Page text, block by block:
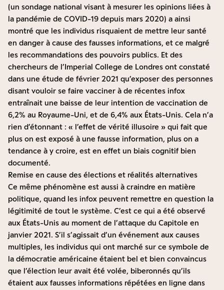
(un sondage national visant à mesurer les opinions liées à
la pandémie de COVID-19 depuis mars 2020) a ainsi
montré que les individus risquaient de mettre leur santé
en danger à cause des fausses informations, et ce malgré
les recommandations des pouvoirs publics. Et des
chercheurs de l’Imperial College de Londres ont constaté
dans une étude de février 2021 qu’exposer des personnes
disant vouloir se faire vacciner à de récentes infox
entraînait une baisse de leur intention de vaccination de
6,2% au Royaume-Uni, et de 6,4% aux États-Unis. Cela n’a
rien d’étonnant : « l’effet de vérité illusoire » qui fait que
plus on est exposé à une fausse information, plus on a
tendance à y croire, est en effet un biais cognitif bien
documenté.
Remise en cause des élections et réalités alternatives
Ce même phénomène est aussi à craindre en matière
politique, quand les infox peuvent remettre en question la
légitimité de tout le système. C’est ce qui a été observé
aux États-Unis au moment de l’attaque du Capitole en
janvier 2021. S’il s’agissait d’un événement aux causes
multiples, les individus qui ont marché sur ce symbole de
la démocratie américaine étaient bel et bien convaincus
que l’élection leur avait été volée, biberonnés qu’ils
étaient aux fausses informations répétées en ligne dans